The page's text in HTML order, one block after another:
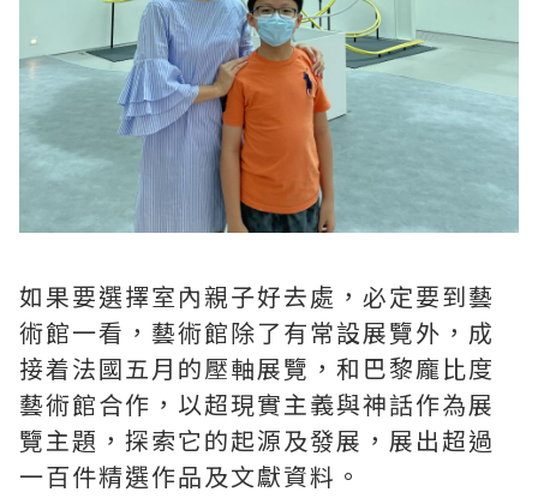
如果要選擇室內親子好去處，必定要到藝
術館一看，藝術館除了有常設展覽外，成
接着法國五月的壓軸展覽，和巴黎龐比度
藝術館合作，以超現實主義與神話作為展
覽主題，探索它的起源及發展，展出超過
一百件精選作品及文獻資料。